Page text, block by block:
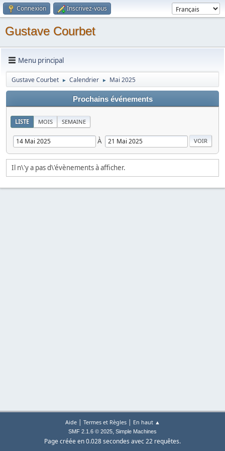
Connexion Inscrivez-vous
Gustave Courbet
Menu principal
Gustave Courbet ► Calendrier ► Mai 2025
Prochains événements
LISTE MOIS SEMAINE
À
Il n\'y a pas d\'évènements à afficher.
Aide| Termes et Règles| En haut ▲
SMF 2.1.6 © 2025, Simple Machines
Page créée en 0.028 secondes avec 22 requêtes.